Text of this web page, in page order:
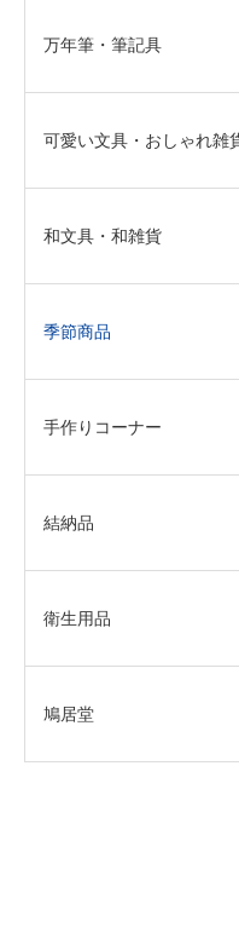
万年筆・筆記具
可愛い文具・おしゃれ雑
和文具・和雑貨
季節商品
手作りコーナー
結納品
衛生用品
鳩居堂